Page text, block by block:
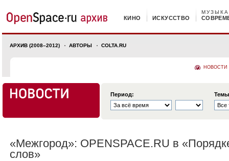
КИНО ИСКУССТВО
МУЗЫКА
АРХИВ (2008–2012) АВТОРЫ COLTA.RU
НОВОСТИ
Период:
«Межгород»: OPENSPACE.RU в
слов»